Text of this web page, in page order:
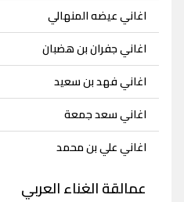
اغاني عيضه المنهالي
اغاني جفران بن هضبان
اغاني فهد بن سعيد
اغاني سعد جمعة
اغاني علي بن محمد
عمالقة الغناء العربي